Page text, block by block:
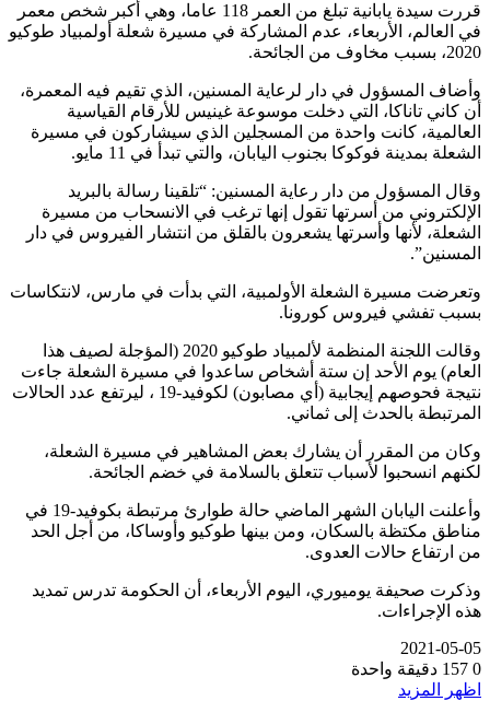
قررت سيدة يابانية تبلغ من العمر 118 عاما، وهي أكبر شخص معمر
العالم، الأربعاء، عدم المشاركة في مسيرة شعلة أولمبياد طوكيو
بسبب مخاوف من الجائحة.
المسؤول في دار لرعاية المسنين، الذي تقيم فيه المعمرة،
كاني تاناكا، التي دخلت موسوعة غينيس للأرقام القياسية
كانت واحدة من المسجلين الذي سيشاركون في مسيرة
بمدينة فوكوكا بجنوب اليابان، والتي تبدأ في 11 مايو.
المسؤول من دار رعاية المسنين: “تلقينا رسالة بالبريد
من أسرتها تقول إنها ترغب في الانسحاب من مسيرة
لأنها وأسرتها يشعرون بالقلق من انتشار الفيروس في دار
مسيرة الشعلة الأولمبية، التي بدأت في مارس، لانتكاسات
تفشي فيروس كورونا.
وقالت اللجنة المنظمة لألمبياد طوكيو 2020 (المؤجلة لصيف هذا
يوم الأحد إن ستة أشخاص ساعدوا في مسيرة الشعلة جاءت
نتيجة فحوصهم إيجابية (أي مصابون) لكوفيد-19 ، ليرتفع عدد الحالات
بالحدث إلى ثماني.
من المقرر أن يشارك بعض المشاهير في مسيرة الشعلة،
انسحبوا لأسباب تتعلق بالسلامة في خضم الجائحة.
وأعلنت اليابان الشهر الماضي حالة طوارئ مرتبطة بكوفيد-19 في
مكتظة بالسكان، ومن بينها طوكيو وأوساكا، من أجل الحد
ارتفاع حالات العدوى.
صحيفة يوميوري، اليوم الأربعاء، أن الحكومة تدرس تمديد
الإجراءات.
2021-05-
دقيقة واحدة
المزيد